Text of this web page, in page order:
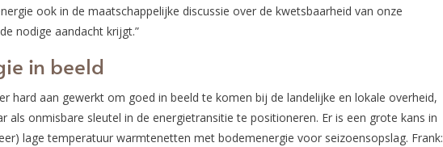
ook in de maatschappelijke discussie over de kwetsbaarheid van onze
nodige aandacht krijgt.”
in beeld
hard aan gewerkt om goed in beeld te komen bij de landelijke en lokale overheid,
als onmisbare sleutel in de energietransitie te positioneren. Er is een grote kans in
lage temperatuur warmtenetten met bodemenergie voor seizoensopslag. Frank: